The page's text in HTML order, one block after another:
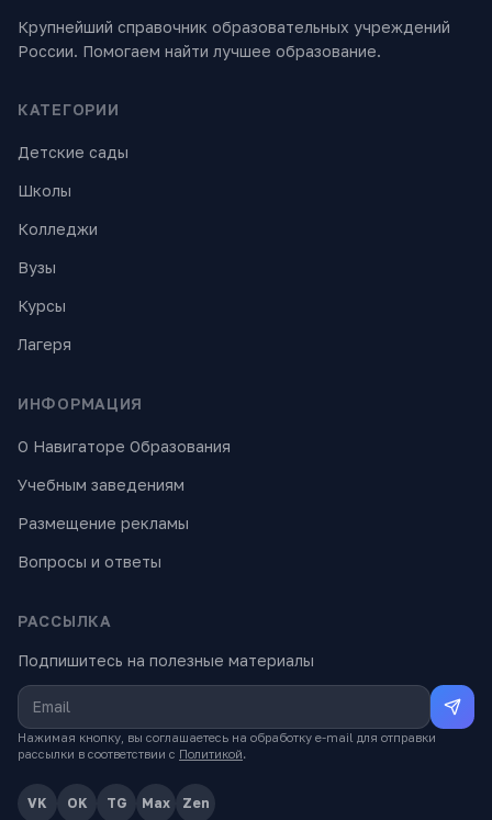
Крупнейший справочник образовательных учреждений
России. Помогаем найти лучшее образование.
КАТЕГОРИИ
Детские сады
Школы
Колледжи
Вузы
Курсы
Лагеря
ИНФОРМАЦИЯ
О Навигаторе Образования
Учебным заведениям
Размещение рекламы
Вопросы и ответы
РАССЫЛКА
Подпишитесь на полезные материалы
Нажимая кнопку, вы соглашаетесь на обработку e-mail для отправки
рассылки в соответствии с Политикой.
VK OK TG Max Zen